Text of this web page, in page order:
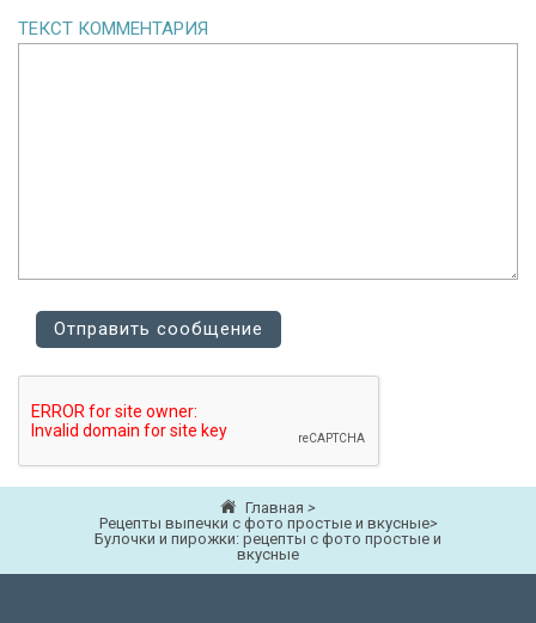
ТЕКСТ КОММЕНТАРИЯ
Главная >
Рецепты выпечки с фото простые и вкусные>
Булочки и пирожки: рецепты с фото простые и
вкусные